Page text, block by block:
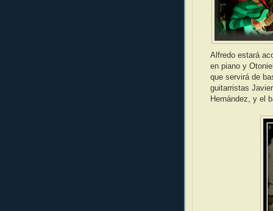
Alfredo estará
en piano y
que servirá de
guitarristas
Hernández, y el